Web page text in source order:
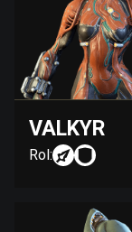
VALKYR
Rol: